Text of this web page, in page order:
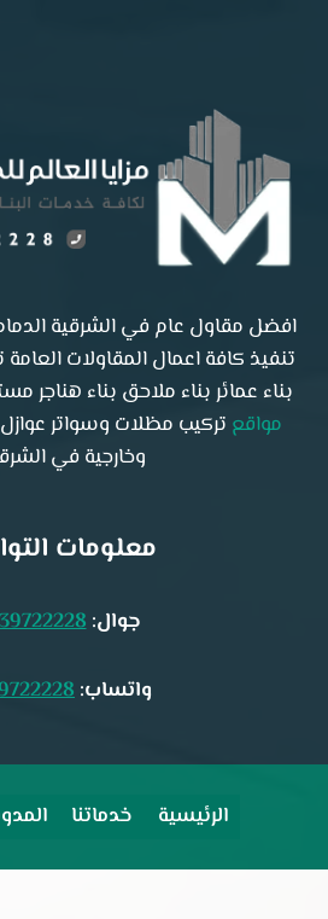
افضل مقاول عام في الشرقية
تنفيذ كافة اعمال المقاولات
بناء عمائر بناء ملاحق بناء هناجر
مواقع تركيب مظلات وسواتر
وخارجية في
معلومات
جوال:
واتساب:
الرئيسية خدماتنا